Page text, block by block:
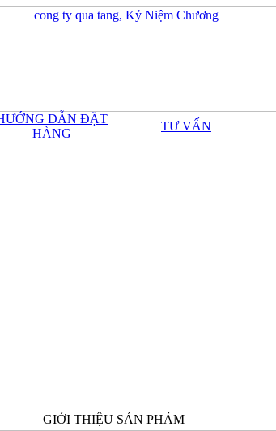
DẪN ĐẶT
HÀNG
TƯ VẤN
GIỚI THIỆU SẢN PHẢM